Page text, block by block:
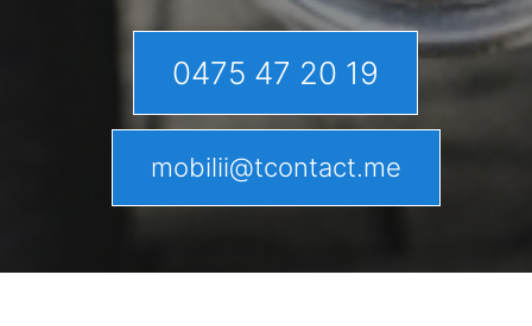
0475 47 20 19
mobilii@tcontact.me